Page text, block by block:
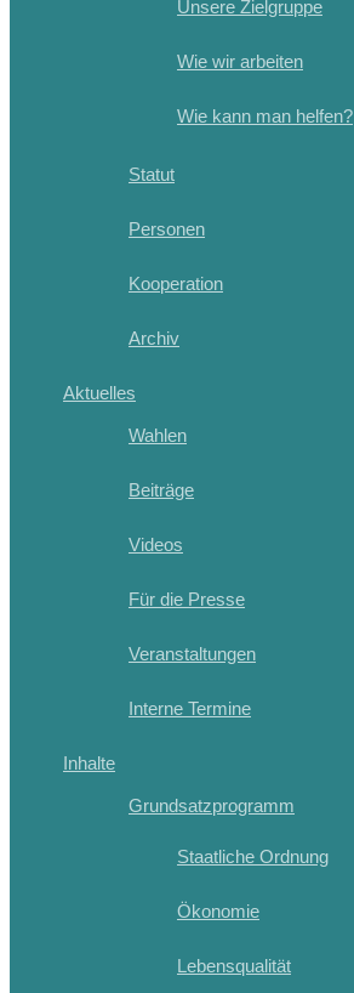
Unsere Zielgruppe
Wie wir arbeiten
Wie kann man helfen?
Statut
Personen
Kooperation
Archiv
Aktuelles
Wahlen
Beiträge
Videos
Für die Presse
Veranstaltungen
Interne Termine
Inhalte
Grundsatzprogramm
Staatliche Ordnung
Ökonomie
Lebensqualität